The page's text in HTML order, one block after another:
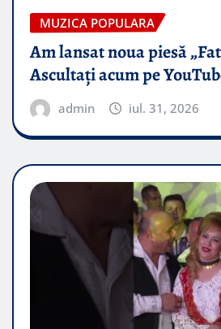
MUZICA POPULARA
Am lansat noua piesă
Ascultați acum pe
admin iul. 31, 2026